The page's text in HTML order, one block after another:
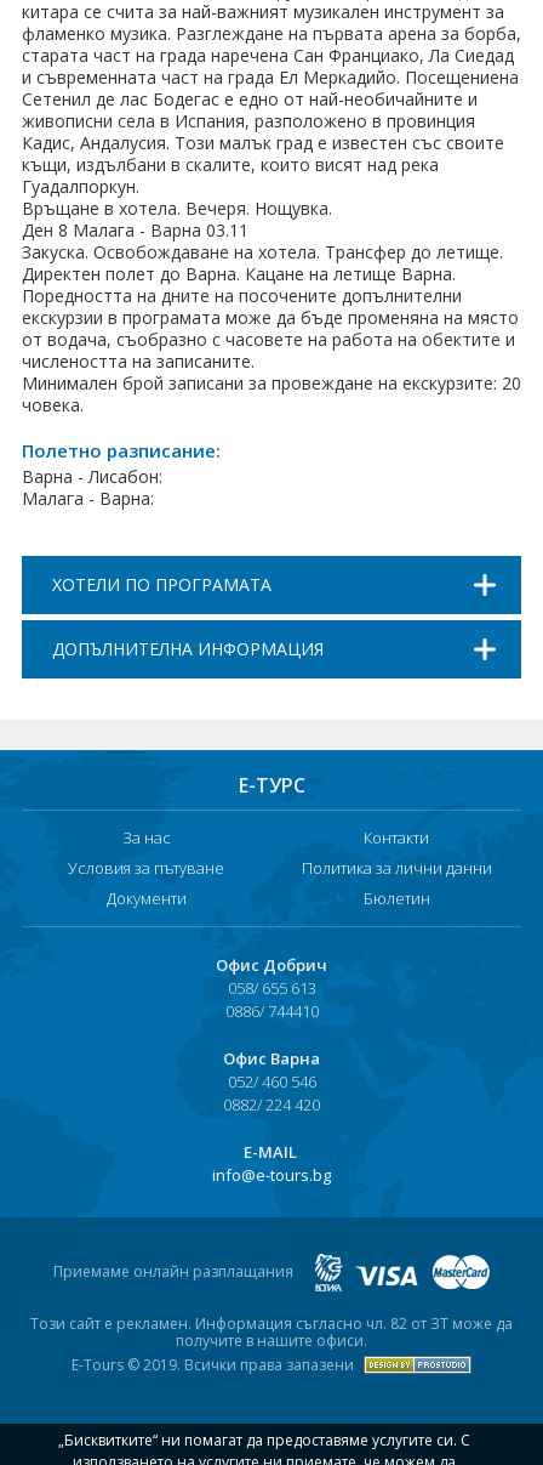
китара се счита за най-важният музикален инструмент за
фламенко музика. Разглеждане на първата арена за борба,
старата част на града наречена Сан Франциако, Ла Сиедад
и съвременната част на града Ел Меркадийо. Посещениена
Сетенил де лас Бодегас е едно от най-необичайните и
живописни села в Испания, разположено в провинция
Кадис, Андалусия. Този малък град е известен със своите
къщи, издълбани в скалите, които висят над река
Гуадалпоркун.
Връщане в хотела. Вечеря. Нощувка.
Ден 8 Малага - Варна 03.11
Закуска. Освобождаване на хотела. Трансфер до летище.
Директен полет до Варна. Кацане на летище Варна.
Поредността на дните на посочените допълнителни
екскурзии в програмата може да бъде променяна на място
от водача, съобразно с часовете на работа на обектите и
числеността на записаните.
Минимален брой записани за провеждане на екскурзите: 20
човека.
Полетно разписание:
Варна - Лисабон:
Малага - Варна:
ХОТЕЛИ ПО ПРОГРАМАТА
ДОПЪЛНИТЕЛНА ИНФОРМАЦИЯ
Е-ТУРС
За нас
Контакти
Условия за пътуване
Политика за лични данни
Документи
Бюлетин
Офис Добрич
058/ 655 613
0886/ 744410
Офис Варна
052/ 460 546
0882/ 224 420
Е-MAIL
info@e-tours.bg
Приемаме онлайн разплащания
Този сайт е рекламен. Информация съгласно чл. 82 от ЗТ може да
получите в нашите офиси.
E-Tours © 2019. Всички права запазени
„Бисквитките“ ни помагат да предоставяме услугите си. С